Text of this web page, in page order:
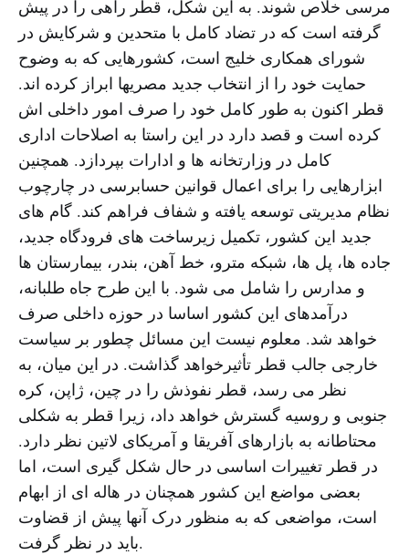
مرسی خلاص شوند. به این شکل، قطر راهی را در پیش
گرفته است که در تضاد کامل با متحدین و شرکایش در
شورای همکاری خلیج است، کشورهایی که به وضوح
حمایت خود را از انتخاب جدید مصریها ابراز کرده اند.
قطر اکنون به طور کامل خود را صرف امور داخلی اش
کرده است و قصد دارد در این راستا به اصلاحات اداری
کامل در وزارتخانه ها و ادارات بپردازد. همچنین
ابزارهایی را برای اعمال قوانین حسابرسی در چارچوب
نظام مدیریتی توسعه یافته و شفاف فراهم کند. گام های
جدید این کشور، تکمیل زیرساخت های فرودگاه جدید،
جاده ها، پل ها، شبکه مترو، خط آهن، بندر، بیمارستان ها
و مدارس را شامل می شود. با این طرح جاه طلبانه،
درآمدهای این کشور اساسا در حوزه داخلی صرف
خواهد شد. معلوم نیست این مسائل چطور بر سیاست
خارجی جالب قطر تأثیرخواهد گذاشت. در این میان، به
نظر می رسد، قطر نفوذش را در چین، ژاپن، کره
جنوبی و روسیه گسترش خواهد داد، زیرا قطر به شکلی
محتاطانه به بازارهای آفریقا و آمریکای لاتین نظر دارد.
در قطر تغییرات اساسی در حال شکل گیری است، اما
بعضی مواضع این کشور همچنان در هاله ای از ابهام
است، مواضعی که به منظور درک آنها پیش از قضاوت
باید در نظر گرفت.